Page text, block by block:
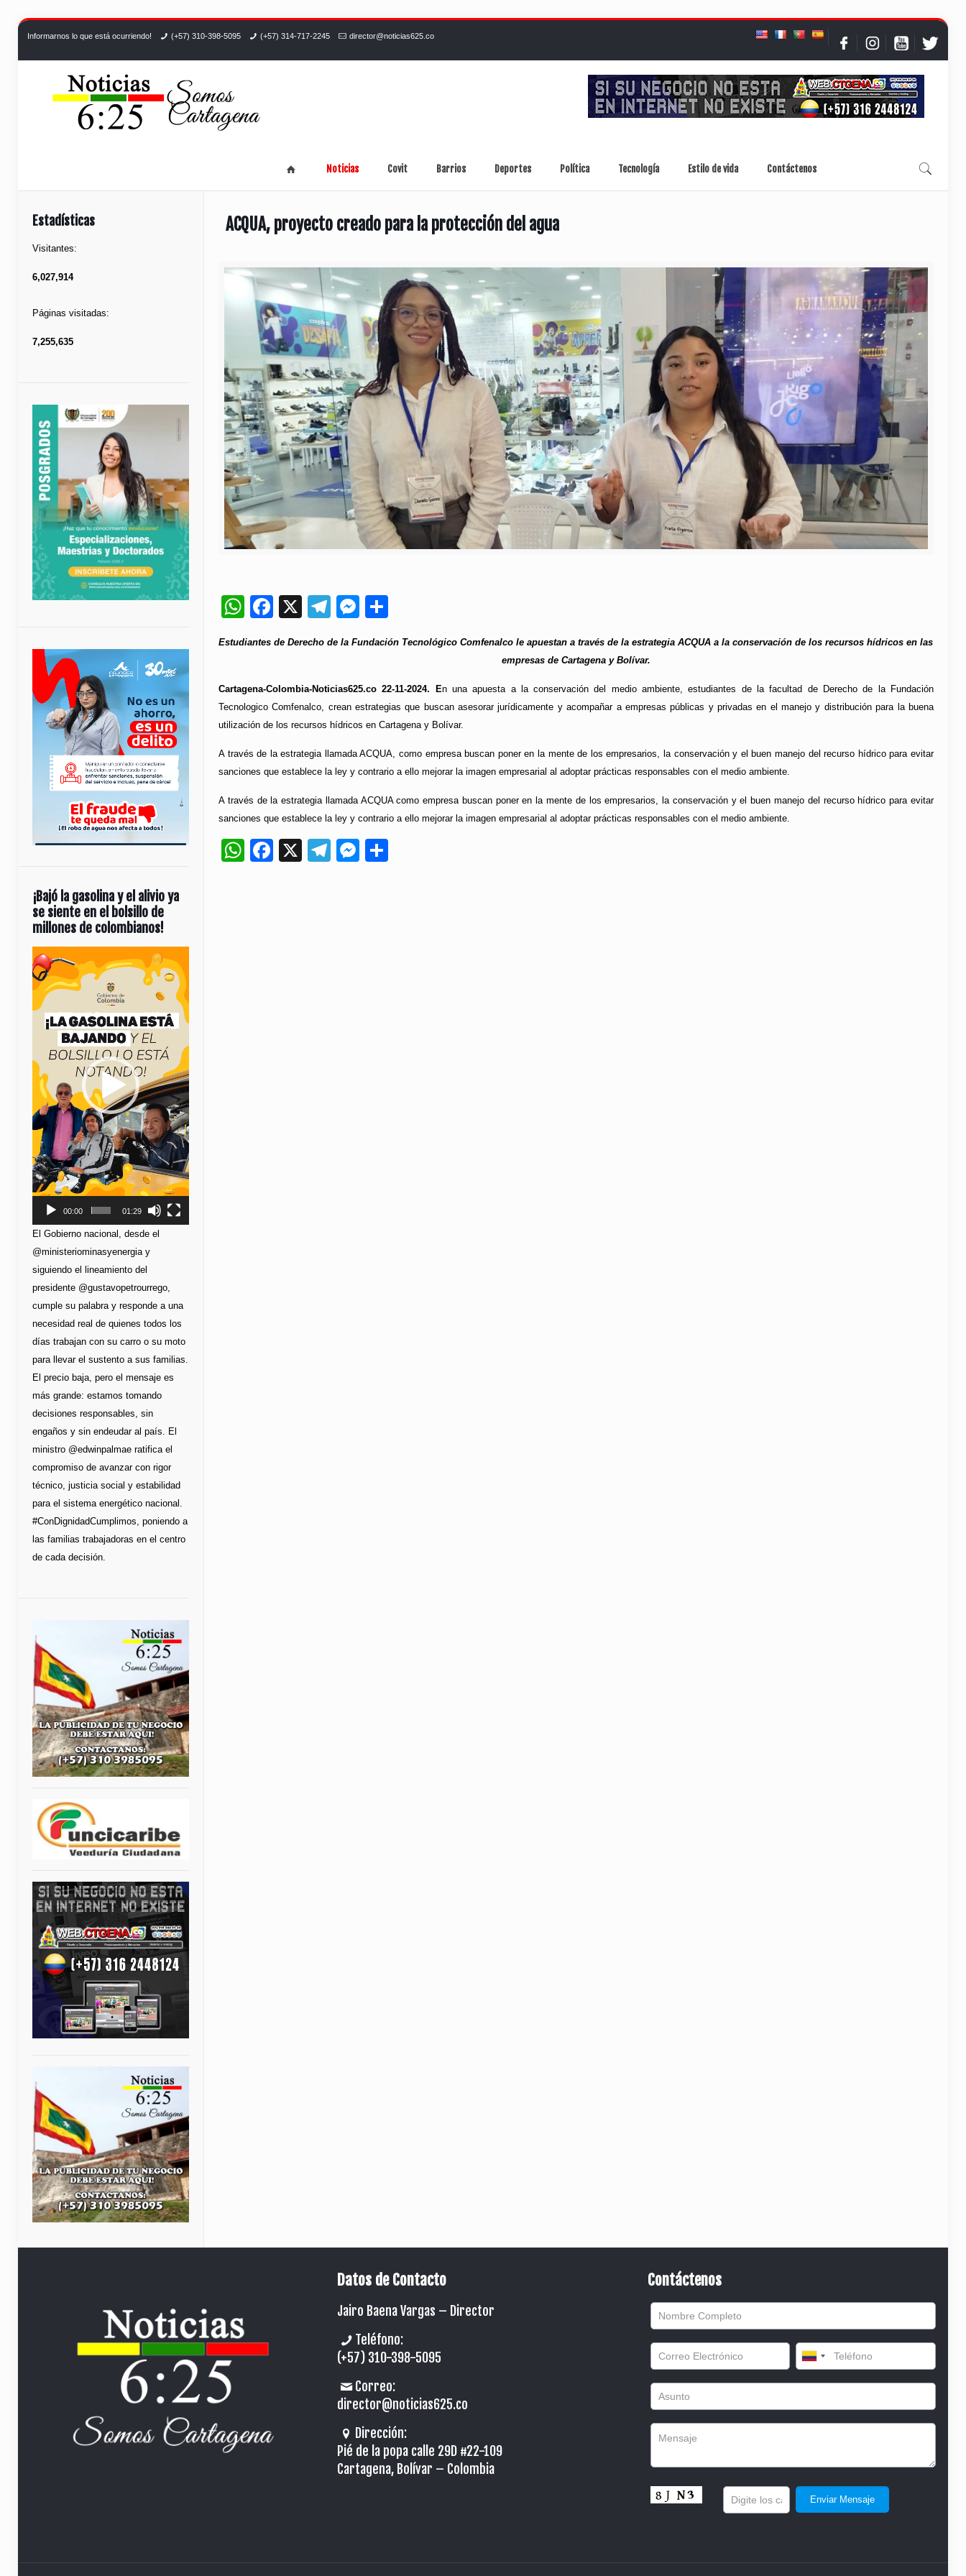
Informarnos lo que está ocurriendo! (+57) 310-398-5095 (+57) 314-717-2245 director@noticias625.co
Noticias Covit Barrios Deportes Política Tecnología Estilo de vida Contáctenos
ACQUA, proyecto creado para la protección del agua
WhatsApp
Facebook
X Telegram
Messenger
Estudiantes de Derecho de la Fundación Tecnológico Comfenalco le apuestan a través de la estrategia ACQUA a la conservación de los recursos hídricos en las
empresas de Cartagena y Bolívar.
Cartagena-Colombia-Noticias625.co 22-11-2024. En una apuesta a la conservación del medio ambiente, estudiantes de la facultad de Derecho de la Fundación
Tecnologico Comfenalco, crean estrategias que buscan asesorar jurídicamente y acompañar a empresas públicas y privadas en el manejo y distribución para la buena
utilización de los recursos hídricos en Cartagena y Bolívar.
A través de la estrategia llamada ACQUA, como empresa buscan poner en la mente de los empresarios, la conservación y el buen manejo del recurso hídrico para evitar
sanciones que establece la ley y contrario a ello mejorar la imagen empresarial al adoptar prácticas responsables con el medio ambiente.
A través de la estrategia llamada ACQUA como empresa buscan poner en la mente de los empresarios, la conservación y el buen manejo del recurso hídrico para evitar
sanciones que establece la ley y contrario a ello mejorar la imagen empresarial al adoptar prácticas responsables con el medio ambiente.
WhatsApp
Facebook
X Telegram
Messenger
Estadísticas
Visitantes:
6,027,914
Páginas visitadas:
7,255,635
¡Bajó la gasolina y el alivio ya
se siente en el bolsillo de
millones de colombianos!
Reproductor
de
vídeo
00:00 01:29
El Gobierno nacional, desde el
@ministeriominasyenergia y
siguiendo el lineamiento del
presidente @gustavopetrourrego,
cumple su palabra y responde a una
necesidad real de quienes todos los
días trabajan con su carro o su moto
para llevar el sustento a sus familias.
El precio baja, pero el mensaje es
más grande: estamos tomando
decisiones responsables, sin
engaños y sin endeudar al país. El
ministro @edwinpalmae ratifica el
compromiso de avanzar con rigor
técnico, justicia social y estabilidad
para el sistema energético nacional.
#ConDignidadCumplimos, poniendo a
las familias trabajadoras en el centro
de cada decisión.
Datos de Contacto
Jairo Baena Vargas – Director
Teléfono:
(+57) 310-398-5095
Correo:
director@noticias625.co
Dirección:
Pié de la popa calle 29D #22-109
Cartagena, Bolívar – Colombia
Contáctenos